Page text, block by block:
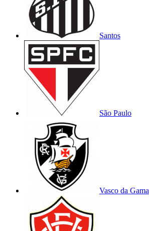
Santos
São Paulo
Vasco da Gama